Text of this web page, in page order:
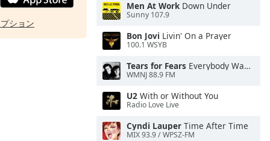
ション
Men At WorkDown Under
Sunny 107.9
Bon Jovi Livin' On a Prayer
100.1 WSYB
Tears for Fears Everybody Wants To Rule the World
WMNJ 88.9 FM
U2 With or Without You
Radio Love Live
Cyndi Lauper Time After Time
MIX 93.9 / WPSZ-FM